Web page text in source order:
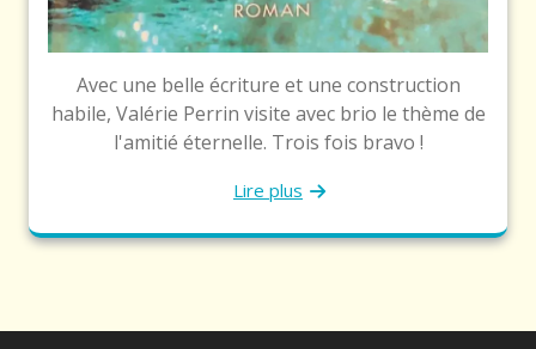
Avec une belle écriture et une construction
habile, Valérie Perrin visite avec brio le thème de
l'amitié éternelle. Trois fois bravo !
Lire plus